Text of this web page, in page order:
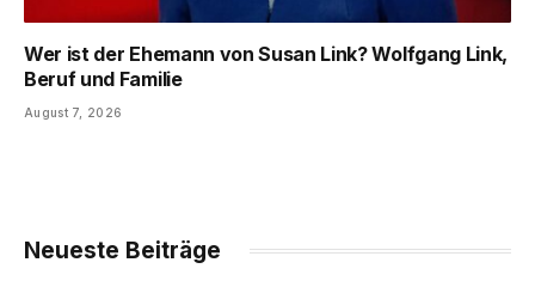
Wer ist der Ehemann von Susan Link? Wolfgang Link,
Beruf und Familie
August 7, 2026
Neueste Beiträge